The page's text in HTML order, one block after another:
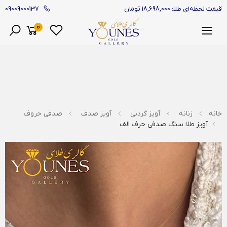
قیمت لحظه‌ای طلا: 18,698,000 تومان 09009000137
0
خانه زنانه آویز گردنی آویز صدف
صدفی حروف
آویز طلا سنگ صدفی حرف الف